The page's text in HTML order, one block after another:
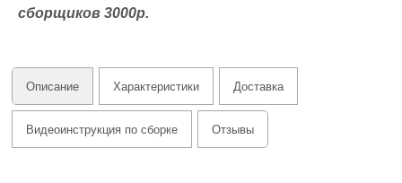
сборщиков 3000р.
Описание Характеристики Доставка
Видеоинструкция по сборке Отзывы